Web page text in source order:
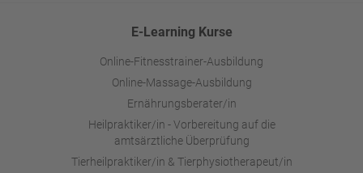
E-Learning Kurse
Online-Fitnesstrainer-Ausbildung
Online-Massage-Ausbildung
Ernährungsberater/in
Heilpraktiker/in - Vorbereitung auf die
amtsärztliche Überprüfung
Tierheilpraktiker/in & Tierphysiotherapeut/in